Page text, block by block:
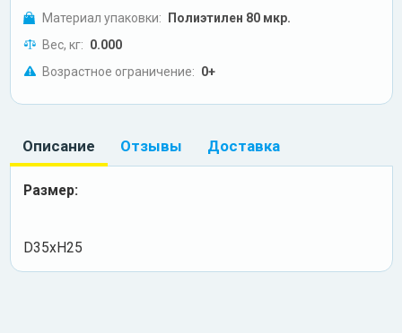
Материал упаковки: Полиэтилен 80 мкр.
Вес, кг: 0.000
Возрастное ограничение: 0+
Описание Отзывы Доставка
Размер:
D35xH25